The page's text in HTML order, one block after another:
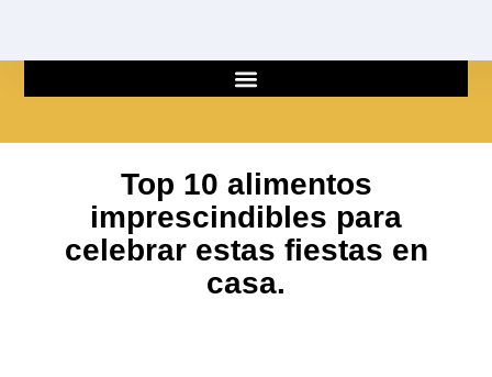
contenido
Top 10 alimentos
imprescindibles para
celebrar estas fiestas en
casa.